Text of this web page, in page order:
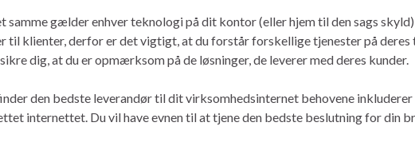
gælder enhver teknologi på dit kontor (eller hjem til den sags skyld)
til klienter, derfor er det vigtigt, at du forstår forskellige tjenester på
dig, at du er opmærksom på de løsninger, de leverer med deres kunder.
den bedste leverandør til dit virksomhedsinternet behovene
internettet. Du vil have evnen til at tjene den bedste beslutning for din